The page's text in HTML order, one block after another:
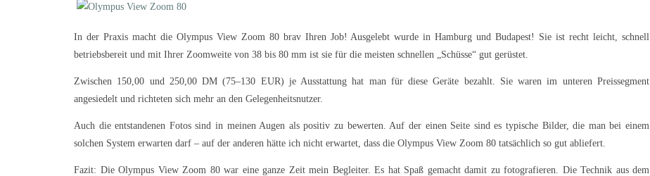
In der Praxis macht die Olympus View Zoom 80 brav Ihren Job! Ausgelebt wurde in Hamburg und Budapest! Sie ist recht leicht, schnell
betriebsbereit und mit Ihrer Zoomweite von 38 bis 80 mm ist sie für die meisten schnellen „Schüsse“ gut gerüstet.
Zwischen 150,00 und 250,00 DM (75–130 EUR) je Ausstattung hat man für diese Geräte bezahlt. Sie waren im unteren Preissegment
angesiedelt und richteten sich mehr an den Gelegenheitsnutzer.
Auch die entstandenen Fotos sind in meinen Augen als positiv zu bewerten. Auf der einen Seite sind es typische Bilder, die man bei einem
solchen System erwarten darf – auf der anderen hätte ich nicht erwartet, dass die Olympus View Zoom 80 tatsächlich so gut abliefert.
Fazit: Die Olympus View Zoom 80 war eine ganze Zeit mein Begleiter. Es hat Spaß gemacht damit zu fotografieren. Die Technik aus dem